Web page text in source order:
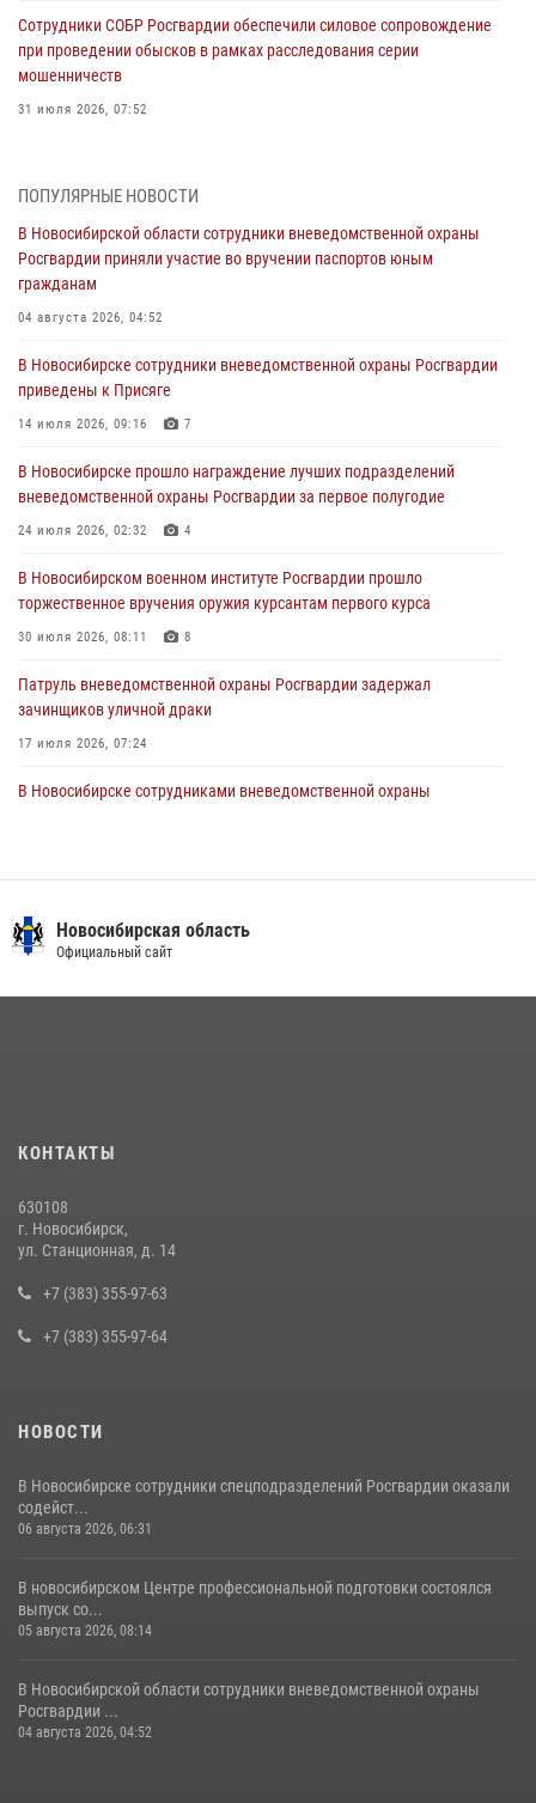
Сотрудники СОБР Росгвардии обеспечили силовое сопровождение
при проведении обысков в рамках расследования серии
мошенничеств
31 июля 2026, 07:52
При силовой поддержке бойцов ОМОН и СОБР Росгвардии
пресечена деятельность группы лиц, причастных к мошенничеству
в сфере страхования
В Новосибирске сотрудниками вневедомственной охраны
Росгвардии задержан гражданин, находящийся в розыске
В Новосибирске военнослужащие отряда спецназа «Ермак»
Росгвардии провели занятия по беспарашютному десантированию
В Новосибирске военнослужащие Росгвардии почтили память детей
– жертв войны в Донбассе
ПОПУЛЯРНЫЕ НОВОСТИ
В Новосибирской области сотрудники вневедомственной охраны
Росгвардии приняли участие во вручении паспортов юным
гражданам
04 августа 2026, 04:52
В Новосибирске сотрудники вневедомственной охраны Росгвардии
приведены к Присяге
14 июля 2026, 09:16 7
В Новосибирске прошло награждение лучших подразделений
вневедомственной охраны Росгвардии за первое полугодие
24 июля 2026, 02:32 4
В Новосибирском военном институте Росгвардии прошло
торжественное вручения оружия курсантам первого курса
30 июля 2026, 08:11 8
Патруль вневедомственной охраны Росгвардии задержал
зачинщиков уличной драки
17 июля 2026, 07:24
В Новосибирске сотрудниками вневедомственной охраны
гражданина, который приобрел наркотическое вещество через
«закладку»
В Новосибирске сотрудниками вневедомственной охраны
13 июля 2026, 05:38
Росгвардии задержаны двое мужчин, подозреваемых в
полиции
Новосибирская область
Официальный сайт
КОНТАКТЫ
630108
г. Новосибирск,
ул. Станционная, д. 14
+7 (383) 355-97-63
+7 (383) 355-97-64
НОВОСТИ
В Новосибирске сотрудники спецподразделений Росгвардии оказали
содейст...
06 августа 2026, 06:31
В новосибирском Центре профессиональной подготовки состоялся
выпуск со...
05 августа 2026, 08:14
В Новосибирской области сотрудники вневедомственной охраны
Росгвардии ...
04 августа 2026, 04:52